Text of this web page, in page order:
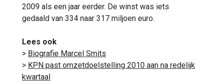
2009 als een jaar eerder. De winst was iets
gedaald van 334 naar 317 miljoen euro.
Lees ook
> Biografie Marcel Smits
> KPN past omzetdoelstelling 2010 aan na redelijk
kwartaal